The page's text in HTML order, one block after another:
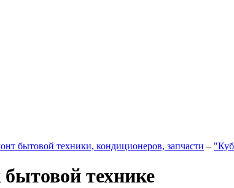
бытовой техники, кондиционеров, запчасти –
технике